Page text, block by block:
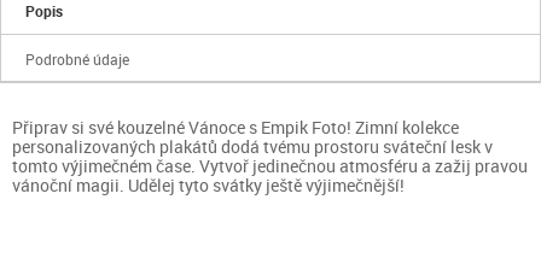
Popis
Podrobné údaje
Připrav si své kouzelné Vánoce s Empik Foto! Zimní kolekce
personalizovaných plakátů dodá tvému prostoru sváteční lesk v
tomto výjimečném čase. Vytvoř jedinečnou atmosféru a zažij pravou
vánoční magii. Udělej tyto svátky ještě výjimečnější!